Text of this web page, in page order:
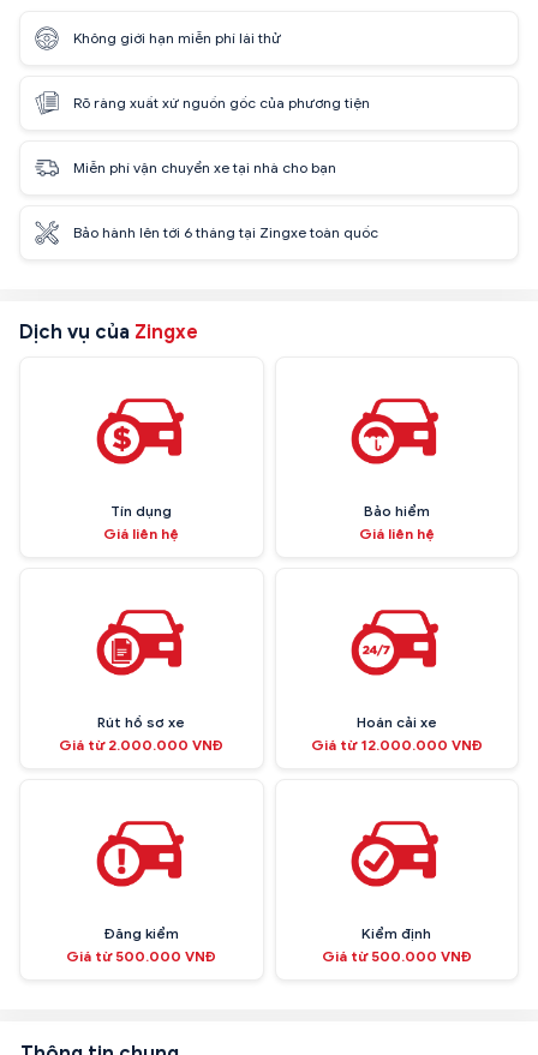
Không giới hạn miễn phí lái thử
Rõ ràng xuất xứ nguồn gốc của phương tiện
Miễn phí vận chuyển xe tại nhà cho bạn
Bảo hành lên tới 6 tháng tại Zingxe toàn quốc
Dịch vụ của Zingxe
Tín dụng
Giá liên hệ
Bảo hiểm
Giá liên hệ
Rút hồ sơ xe
Giá từ 2.000.000 VNĐ
Hoán cải xe
Giá từ 12.000.000 VNĐ
Đăng kiểm
Giá từ 500.000 VNĐ
Kiểm định
Giá từ 500.000 VNĐ